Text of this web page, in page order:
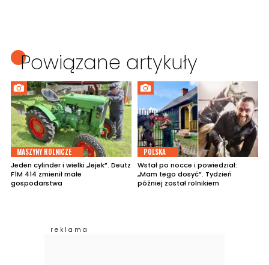
Powiązane artykuły
MASZYNY ROLNICZE
Jeden cylinder i wielki „lejek”. Deutz
F1M 414 zmienił małe
gospodarstwa
POLSKA
Wstał po nocce i powiedział:
„Mam tego dosyć”. Tydzień
później został rolnikiem